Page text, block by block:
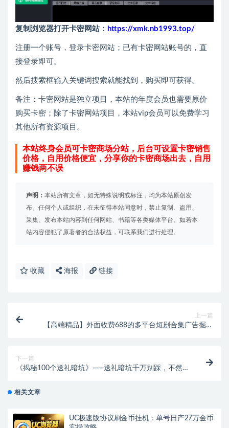
复制浏览器打开卡密网站： https://xmk.nb1993.top/
注册一个账号，登录卡密网站；已有卡密网站账号的，直
接登录即可。
然后搜索框输入关键词搜索就能找到，购买即可获得。
备注：卡密网站是独立项目，本站的年度会员也需要原价
购买卡密；除了卡密网站项目，本站vip会员可以免费学习
其他所有资源项目。
本站终身会员可卡密商场分站，后台可设置卡密销售
价格，自用价格便宜，分享你的卡密商场出去，自用
赚钱两不误
声明： 本站所有文章，如无特殊说明或标注，均为本站原创发
布。任何个人或组织，在未征得本站同意时，禁止复制、盗用、
采集、发布本站内容到任何网站、书籍等各类媒体平台。如若本
站内容侵犯了原著者的合法权益，可联系我们进行处理。
收藏 海报 链接
上一篇
【高端精品】外面收费688的多平台短剧合集广告掘金
下一篇
《揭秘100个送礼暗坑》——送礼暗坑千万别踩，不然你
相关文章
UC极速版协议刷金币挂机：单号日产27万金币